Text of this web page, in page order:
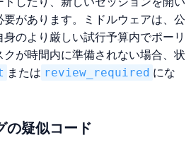
があります。ミドルウェアは、公
のより厳しい試行予算内でポーリ
が時間内に準備されない場合、状
または review_required にな
の疑似コード